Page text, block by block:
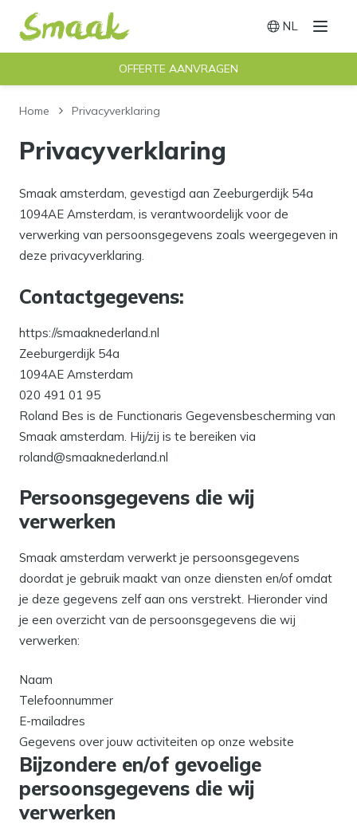
Menu
NL
Switch
OFFERTE AANVRAGEN
Home Privacyverklaring
Privacyverklaring
Smaak amsterdam, gevestigd aan Zeeburgerdijk 54a
1094AE Amsterdam, is verantwoordelijk voor de
verwerking van persoonsgegevens zoals weergegeven in
deze privacyverklaring.
Contactgegevens:
https://smaaknederland.nl
Zeeburgerdijk 54a
1094AE Amsterdam
020 491 01 95
Roland Bes is de Functionaris Gegevensbescherming van
Smaak amsterdam. Hij/zij is te bereiken via
roland@smaaknederland.nl
Persoonsgegevens die wij
verwerken
Smaak amsterdam verwerkt je persoonsgegevens
doordat je gebruik maakt van onze diensten en/of omdat
je deze gegevens zelf aan ons verstrekt. Hieronder vind
je een overzicht van de persoonsgegevens die wij
verwerken:
Naam
Telefoonnummer
E-mailadres
Gegevens over jouw activiteiten op onze website
Bijzondere en/of gevoelige
persoonsgegevens die wij
verwerken